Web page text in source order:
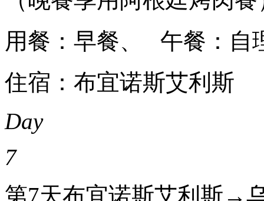
用餐：早餐、 午餐：自
住宿：布宜诺斯艾利斯
Day
7
第7天布宜诺斯艾利斯→